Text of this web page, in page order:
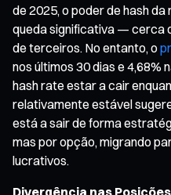
de 2025, o poder de hash
queda significativa — cerca
de terceiros. No entanto, o
nos últimos 30 dias e 4,68%
hash rate estar a cair
relativamente estável
está a sair de forma
mas por opção, migrando
lucrativos.
Divergência nas